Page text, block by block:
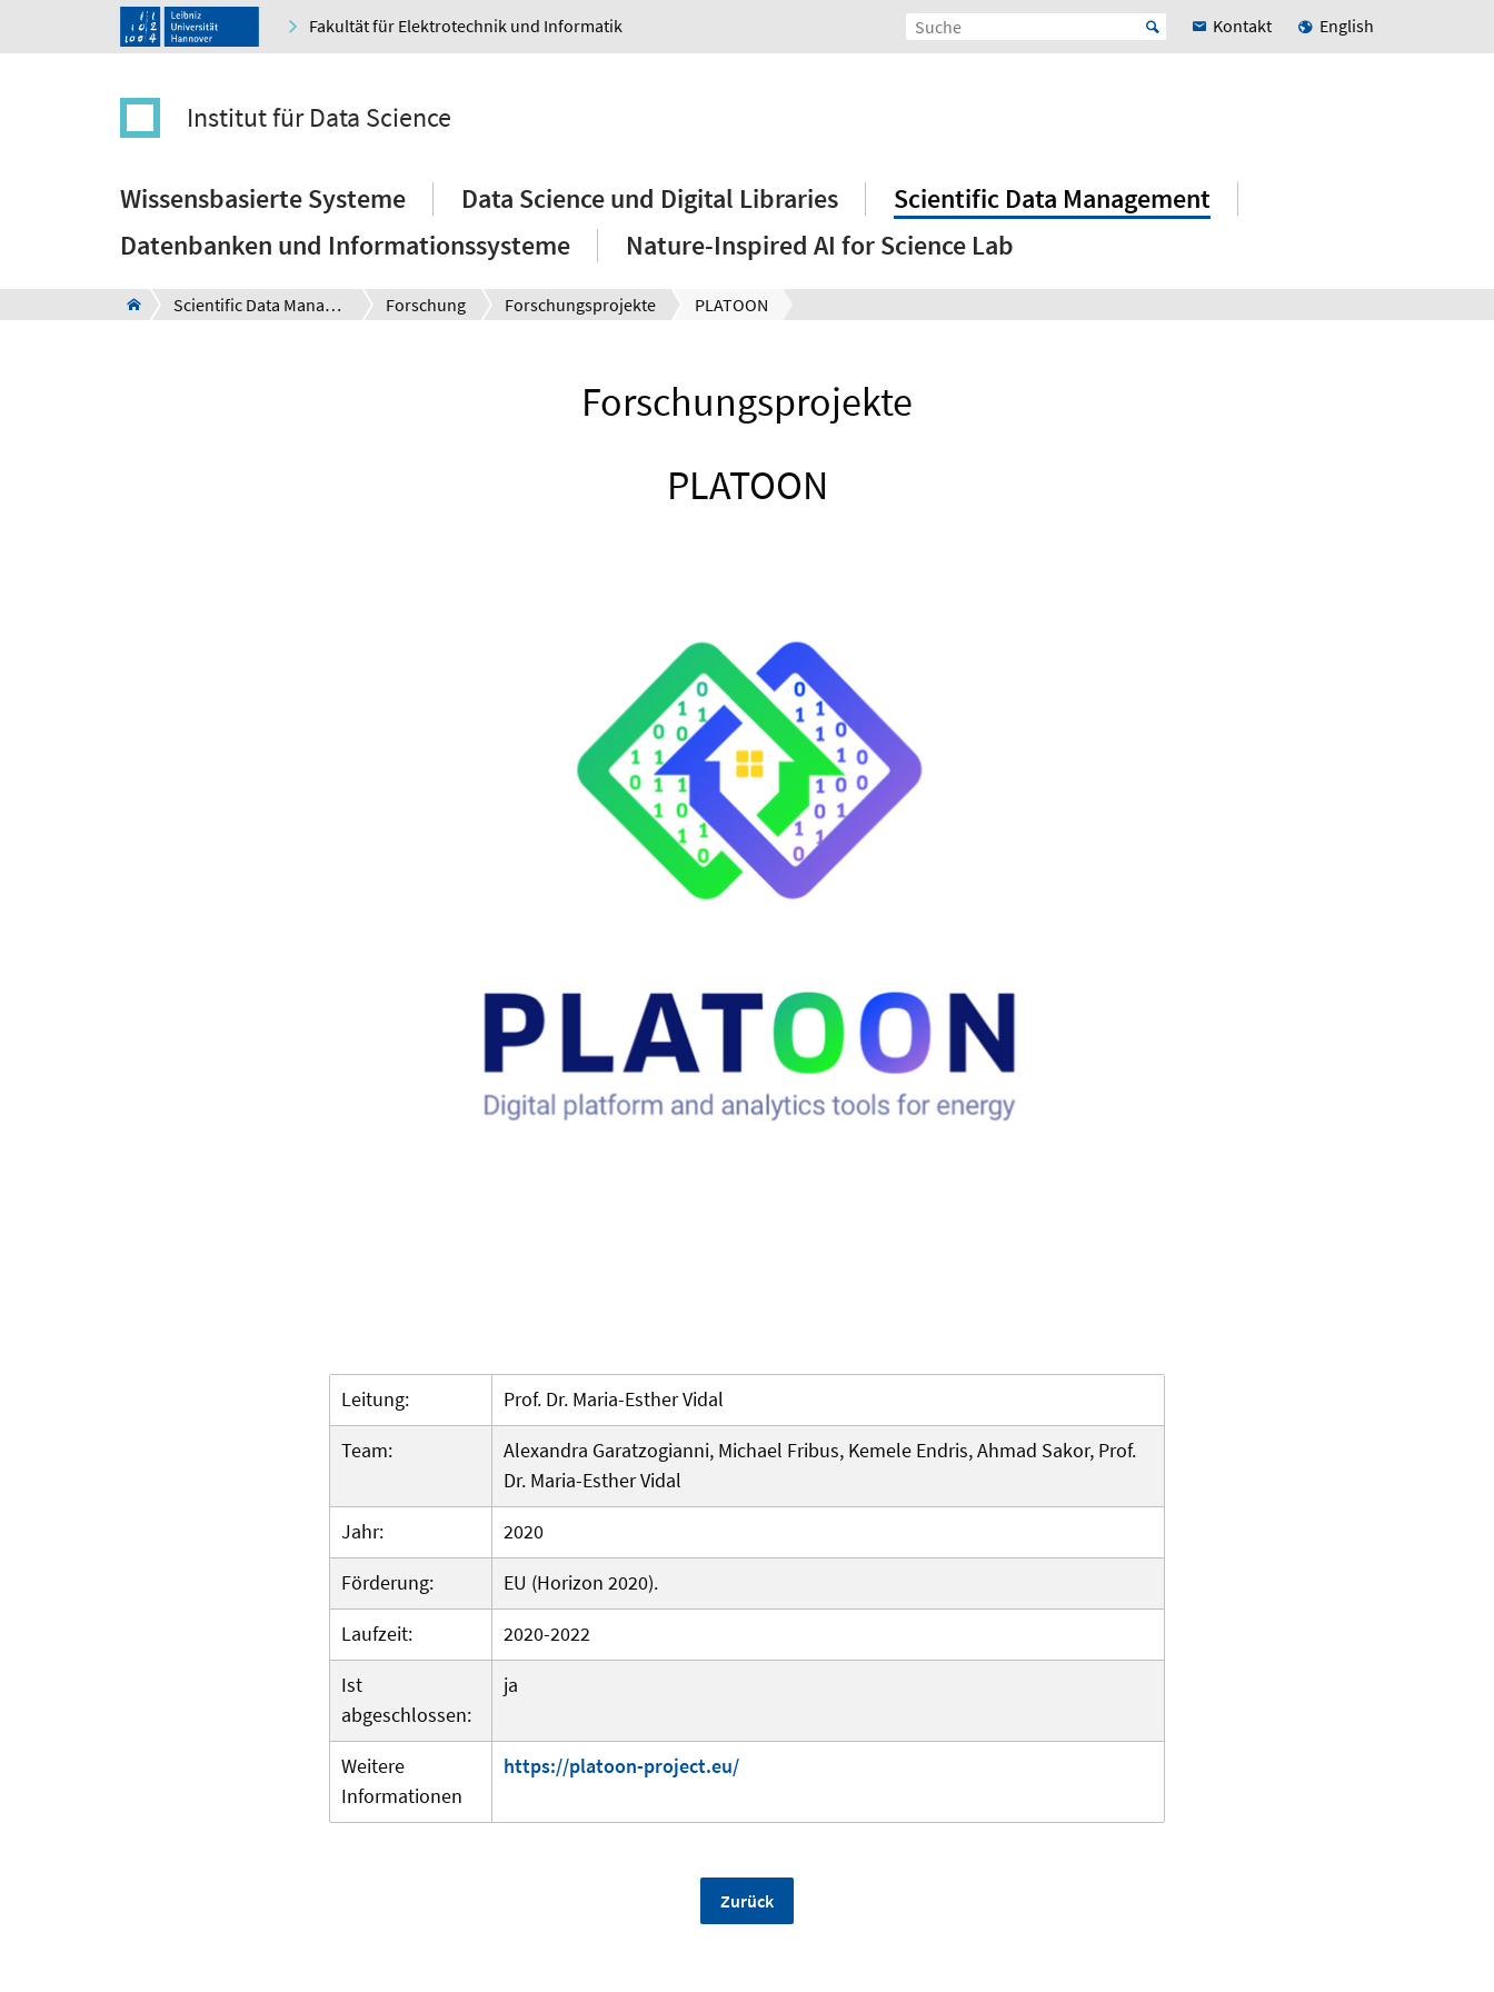
Fakultät für Elektrotechnik und Informatik Kontakt English
Institut für Data Science
Wissensbasierte Systeme Data Science und Digital Libraries
Scientific Data Management
Datenbanken und Informationssysteme
Nature-Inspired AI for Science Lab
Scientific Data Management Forschung Forschungsprojekte PLATOON
Forschungsprojekte
PLATOON
Leitung:
Prof. Dr. Maria-Esther Vidal
Team:
Alexandra Garatzogianni, Michael Fribus, Kemele Endris, Ahmad Sakor, Prof.
Dr. Maria-Esther Vidal
Jahr:
2020
Förderung:
EU (Horizon 2020).
Laufzeit:
2020-2022
Ist
abgeschlossen:
ja
Weitere
Informationen
https://platoon-project.eu/
Zurück